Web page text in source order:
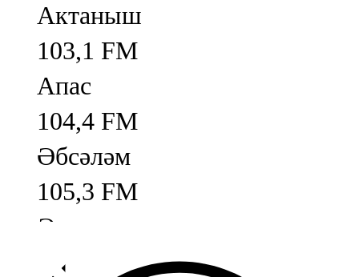
Актаныш
103,1 FM
Апас
104,4 FM
Әбсәләм
105,3 FM
Әлмәт
92,9 FM